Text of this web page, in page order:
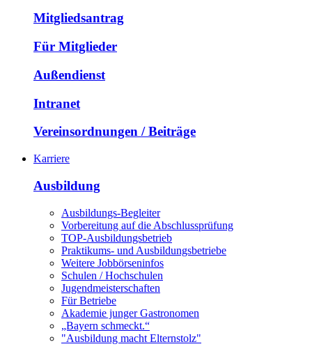
Mitgliedsantrag
Für Mitglieder
Außendienst
Intranet
Vereinsordnungen / Beiträge
Karriere
Ausbildung
Ausbildungs-Begleiter
Vorbereitung auf die Abschlussprüfung
TOP-Ausbildungsbetrieb
Praktikums- und Ausbildungsbetriebe
Weitere Jobbörseninfos
Schulen / Hochschulen
Jugendmeisterschaften
Für Betriebe
Akademie junger Gastronomen
„Bayern schmeckt.“
"Ausbildung macht Elternstolz"